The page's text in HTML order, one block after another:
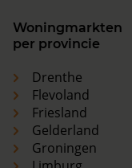
Woningmarkten
per provincie
Drenthe
Flevoland
Friesland
Gelderland
Groningen